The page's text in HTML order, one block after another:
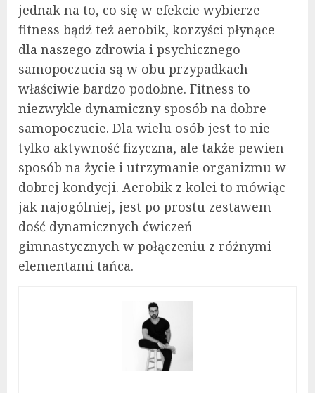
jednak na to, co się w efekcie wybierze
fitness bądź też aerobik, korzyści płynące
dla naszego zdrowia i psychicznego
samopoczucia są w obu przypadkach
właściwie bardzo podobne. Fitness to
niezwykle dynamiczny sposób na dobre
samopoczucie. Dla wielu osób jest to nie
tylko aktywność fizyczna, ale także pewien
sposób na życie i utrzymanie organizmu w
dobrej kondycji. Aerobik z kolei to mówiąc
jak najogólniej, jest po prostu zestawem
dość dynamicznych ćwiczeń
gimnastycznych w połączeniu z różnymi
elementami tańca.